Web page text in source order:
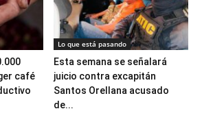
café
Lo que está pasando
Esta semana se señalará
juicio contra excapitán
Santos Orellana acusado
de...